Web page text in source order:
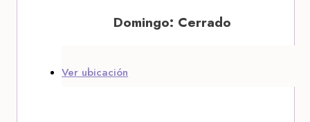
Domingo: Cerrado
Ver ubicación